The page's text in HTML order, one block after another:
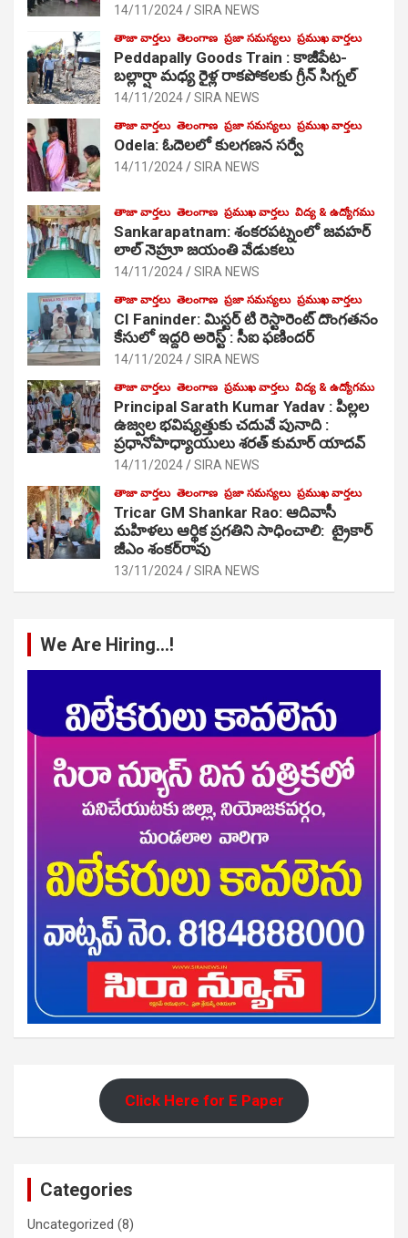
14/11/2024 SIRA NEWS
తాజా వార్తలు తెలంగాణ ప్రజా సమస్యలు ప్రముఖ వార్తలు
Peddapally Goods Train : కాజీపేట-
బల్లార్షా మధ్య రైళ్ల రాకపోకలకు గ్రీన్ సిగ్నల్
14/11/2024 SIRA NEWS
తాజా వార్తలు తెలంగాణ ప్రజా సమస్యలు ప్రముఖ వార్తలు
Odela: ఓదెలలో కులగణన సర్వే
14/11/2024 SIRA NEWS
తాజా వార్తలు తెలంగాణ ప్రముఖ వార్తలు విద్య & ఉద్యోగము
Sankarapatnam: శంకరపట్నంలో జవహర్
లాల్ నెహ్రూ జయంతి వేడుకలు
14/11/2024 SIRA NEWS
తాజా వార్తలు తెలంగాణ ప్రజా సమస్యలు ప్రముఖ వార్తలు
CI Faninder: మిస్టర్ టి రెస్టారెంట్ దొంగతనం
కేసులో ఇద్దరి అరెస్ట్ : సీఐ ఫణిందర్
14/11/2024 SIRA NEWS
తాజా వార్తలు తెలంగాణ ప్రముఖ వార్తలు విద్య & ఉద్యోగము
Principal Sarath Kumar Yadav : పిల్లల
ఉజ్వల భవిష్యత్తుకు చదువే పునాది :
ప్రధానోపాధ్యాయులు శరత్ కుమార్ యాదవ్
14/11/2024 SIRA NEWS
తాజా వార్తలు తెలంగాణ ప్రజా సమస్యలు ప్రముఖ వార్తలు
Tricar GM Shankar Rao: ఆదివాసీ
మహిళలు ఆర్థిక ప్రగతిని సాధించాలి: ట్రైకార్
జీఎం శంకర్‌రావు
13/11/2024 SIRA NEWS
We Are Hiring…!
Click Here for E Paper
Categories
Uncategorized (8)